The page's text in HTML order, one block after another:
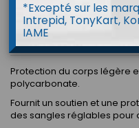
Protège côtes
Protection du corps légère
polycarbonate.
Fournit un soutien et une
des sangles réglables pour
*Excepté sur les
Intrepid, TonyKart,
IAME